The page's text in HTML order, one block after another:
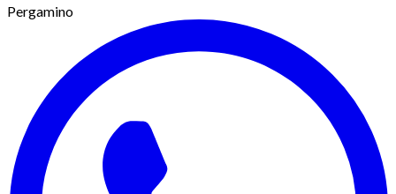
Pergamino